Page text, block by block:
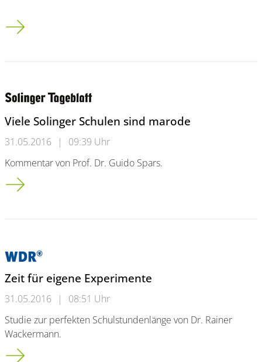
Universitätsball 2016: Vorverkauf startet
Viele Solinger Schulen sind marode
31.05.2016 |
09:39 Uhr
Kommentar von Prof. Dr. Guido Spars.
Viele Solinger Schulen sind marode
Zeit für eigene Experimente
31.05.2016 |
08:51 Uhr
Studie zur perfekten Schulstundenlänge von Dr. Rainer
Wackermann.
Zeit für eigene Experimente